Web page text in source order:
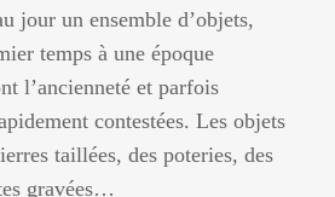
jour un ensemble d’objets,
temps à une époque
l’ancienneté et parfois
contestées. Les objets
taillées, des poteries, des
gravées…